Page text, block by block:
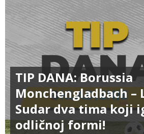
TIP DANA: Borussia
Monchengladbach –
Sudar dva tima koji
odličnoj formi!